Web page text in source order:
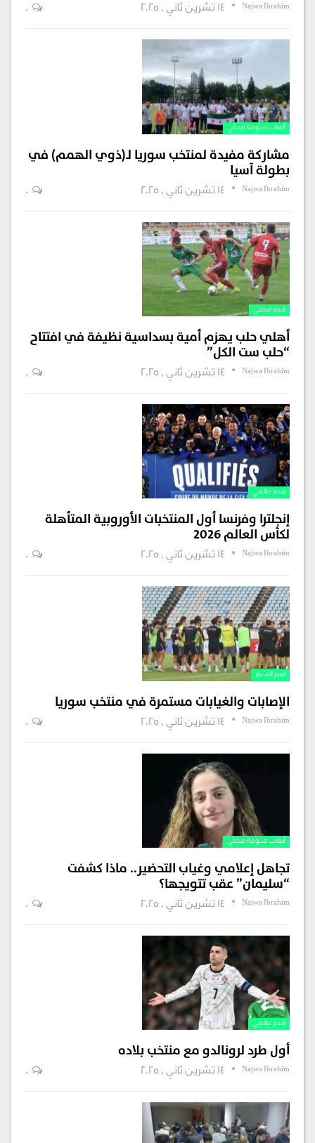
Najwa Ibrahim 14 تشرين ثاني , 2025 0
ألعاب منوعة محلي
مشاركة مفيدة لمنتخب سوريا لـ(ذوي الهمم) في
بطولة آسيا
Najwa Ibrahim 14 تشرين ثاني , 2025 0
قدم محلي
أهلي حلب يهزم أمية بسداسية نظيفة في افتتاح
“حلب ست الكل”
Najwa Ibrahim 14 تشرين ثاني , 2025 0
قدم عالمي
إنجلترا وفرنسا أول المنتخبات الأوروبية المتأهلة
لكأس العالم 2026
Najwa Ibrahim 14 تشرين ثاني , 2025 0
اهم الاخبار
الإصابات والغيابات مستمرة في منتخب سوريا
Najwa Ibrahim 14 تشرين ثاني , 2025 0
ألعاب منوعة محلي
تجاهل إعلامي وغياب التحضير.. ماذا كشفت
“سليمان” عقب تتويجها؟
Najwa Ibrahim 14 تشرين ثاني , 2025 0
قدم عالمي
أول طرد لرونالدو مع منتخب بلاده
Najwa Ibrahim 14 تشرين ثاني , 2025 0